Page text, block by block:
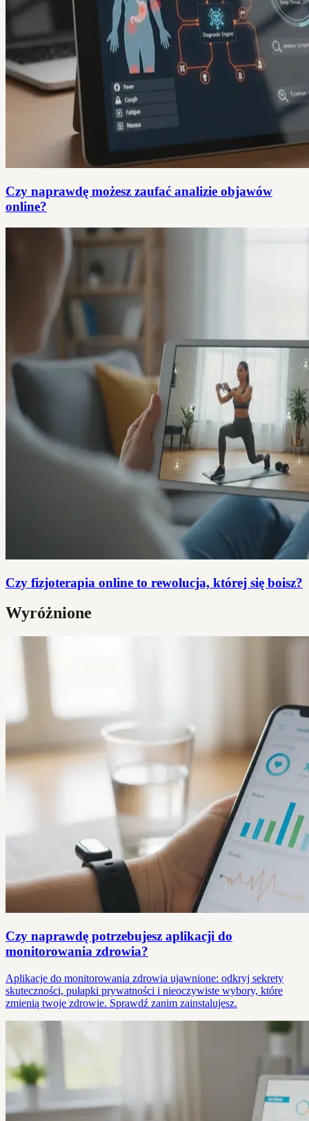
Czy naprawdę możesz zaufać analizie objawów
online?
Czy fizjoterapia online to rewolucja, której się boisz?
Wyróżnione
Czy naprawdę potrzebujesz aplikacji do
monitorowania zdrowia?
Aplikacje do monitorowania zdrowia ujawnione: odkryj sekrety
skuteczności, pułapki prywatności i nieoczywiste wybory, które
zmienią twoje zdrowie. Sprawdź zanim zainstalujesz.